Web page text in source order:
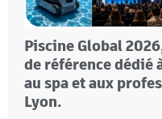
Piscine Global
de référence dédié
au spa et aux
Lyon.